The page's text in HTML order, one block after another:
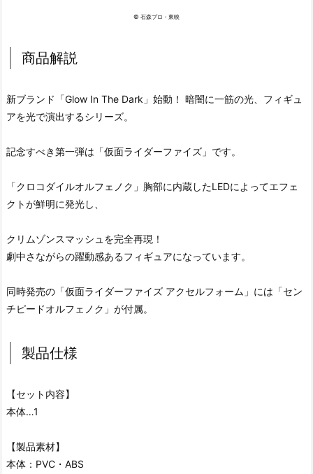
© 石森プロ・東映
商品解説
新ブランド「Glow In The Dark」始動！ 暗闇に一筋の光、フィギュ
アを光で演出するシリーズ。
記念すべき第一弾は「仮面ライダーファイズ」です。
「クロコダイルオルフェノク」胸部に内蔵したLEDによってエフェ
クトが鮮明に発光し、
クリムゾンスマッシュを完全再現！
劇中さながらの躍動感あるフィギュアになっています。
同時発売の「仮面ライダーファイズ アクセルフォーム」には「セン
チピードオルフェノク」が付属。
製品仕様
【セット内容】
本体…1
【製品素材】
本体：PVC・ABS